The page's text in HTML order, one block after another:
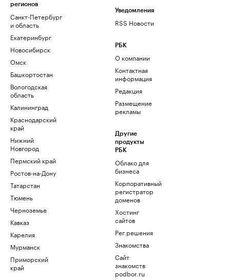
регионов
Санкт-Петербург
и область
Екатеринбург
Новосибирск
Омск
Башкортостан
Вологодская
область
Калининград
Краснодарский
край
Нижний
Новгород
Пермский край
Ростов-на-Дону
Татарстан
Тюмень
Черноземье
Кавказ
Карелия
Мурманск
Приморский
край
Уведомления
RSS Новости
РБК
О компании
Контактная
информация
Редакция
Размещение
рекламы
Другие
продукты
РБК
Облако для
бизнеса
Корпоративный
регистратор
доменов
Хостинг
сайтов
Рег.решения
Знакомства
Сайт
знакомств
podbor.ru